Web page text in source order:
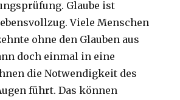
Glaube ist
Viele Menschen
ohne den Glauben aus
doch einmal in eine
die Notwendigkeit des
führt. Das können